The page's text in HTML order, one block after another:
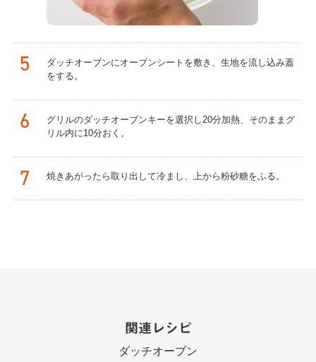
5
ダッチオーブンにオーブンシートを敷き、生地を流し込み蓋
をする。
6
グリルのダッチオーブンキーを選択し20分加熱、そのままグ
リル内に10分おく。
7 焼きあがったら取り出して冷まし、上から粉砂糖をふる。
関連レシピ
ダッチオーブン